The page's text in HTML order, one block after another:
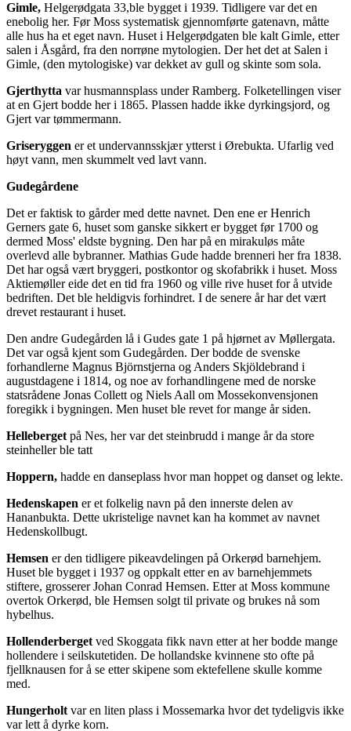
Gimle, Helgerødgata 33,ble bygget i 1939. Tidligere var det en
enebolig her. Før Moss systematisk gjennomførte gatenavn, måtte
alle hus ha et eget navn. Huset i Helgerødgaten ble kalt Gimle, etter
salen i Åsgård, fra den norrøne mytologien. Der het det at Salen i
Gimle, (den mytologiske) var dekket av gull og skinte som sola.
Gjerthytta var husmannsplass under Ramberg. Folketellingen viser
at en Gjert bodde her i 1865. Plassen hadde ikke dyrkingsjord, og
Gjert var tømmermann.
Griseryggen er et undervannsskjær ytterst i Ørebukta. Ufarlig ved
høyt vann, men skummelt ved lavt vann.
Gudegårdene
Det er faktisk to gårder med dette navnet. Den ene er Henrich
Gerners gate 6, huset som ganske sikkert er bygget før 1700 og
dermed Moss' eldste bygning. Den har på en mirakuløs måte
overlevd alle bybranner. Mathias Gude hadde brenneri her fra 1838.
Det har også vært bryggeri, postkontor og skofabrikk i huset. Moss
Aktiemøller eide det en tid fra 1960 og ville rive huset for å utvide
bedriften. Det ble heldigvis forhindret. I de senere år har det vært
drevet restaurant i huset.
Den andre Gudegården lå i Gudes gate 1 på hjørnet av Møllergata.
Det var også kjent som Gudegården. Der bodde de svenske
forhandlerne Magnus Björnstjerna og Anders Skjöldebrand i
augustdagene i 1814, og noe av forhandlingene med de norske
statsrådene Jonas Collett og Niels Aall om Mossekonvensjonen
foregikk i bygningen. Men huset ble revet for mange år siden.
Helleberget på Nes, her var det steinbrudd i mange år da store
steinheller ble tatt
Hoppern, hadde en danseplass hvor man hoppet og danset og lekte.
Hedenskapen er et folkelig navn på den innerste delen av
Hananbukta. Dette ukristelige navnet kan ha kommet av navnet
Hedenskollbugt.
Hemsen er den tidligere pikeavdelingen på Orkerød barnehjem.
Huset ble bygget i 1937 og oppkalt etter en av barnehjemmets
stiftere, grosserer Johan Conrad Hemsen. Etter at Moss kommune
overtok Orkerød, ble Hemsen solgt til private og brukes nå som
hybelhus.
Hollenderberget ved Skoggata fikk navn etter at her bodde mange
hollendere i seilskutetiden. De hollandske kvinnene sto ofte på
fjellknausen for å se etter skipene som ektefellene skulle komme
med.
Hungerholt var en liten plass i Mossemarka hvor det tydeligvis ikke
var lett å dyrke korn.